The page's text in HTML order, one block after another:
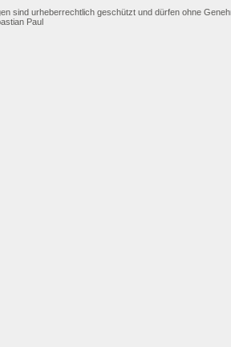
sind urheberrechtlich geschützt und dürfen ohne
Paul